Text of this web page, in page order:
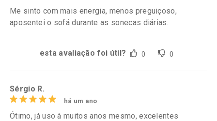
Me sinto com mais energia, menos preguiçoso,
aposentei o sofá durante as sonecas diárias.
esta avaliação foi útil? 0 0
Sérgio R.
há um ano
Ótimo, já uso à muitos anos mesmo, excelentes